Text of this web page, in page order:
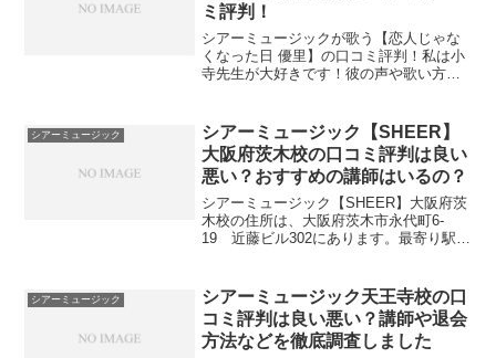
ミ評判！
シアーミュージックが歌う【恋人じゃな
くなった日 優里】の口コミ評判！私は小
寺先生が大好きです！彼の声や歌い方、
き込まれます。彼を応援しています！ま
た、この曲において、小...
シアーミュージック
シアーミュージック【SHEER】
大阪府茨木校の口コミ評判は良い
悪い？おすすめの講師はいるの？
シアーミュージック【SHEER】大阪府茨
木校の住所は、大阪府茨木市永代町6-
19 近藤ビル302にあります。最寄り駅
校舎のMAPと最寄り駅と住所最寄り駅阪
急茨木市...
シアーミュージック
シアーミュージック天王寺校の口
コミ評判は良い悪い？講師や退会
方法などを徹底調査しました